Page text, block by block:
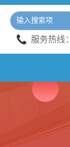
服务热线：